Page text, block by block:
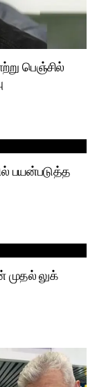
பெஞ்சில்
பயன்படுத்த
முதல் லுக்